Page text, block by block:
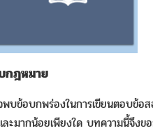
กฎหมาย
อบกพร่องในการเขียนตอบข้อ
มากน้อยเพียงใด บทความนี้จึง